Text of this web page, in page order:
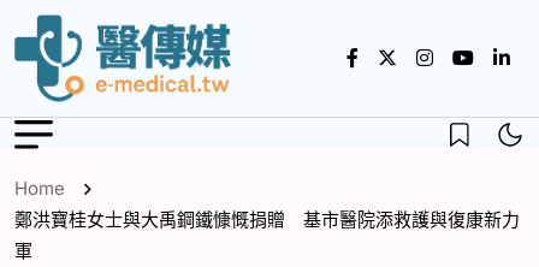
Home
鄭洪寶桂女士與大禹鋼鐵慷慨捐贈 基市醫院添救護與復康新力
軍